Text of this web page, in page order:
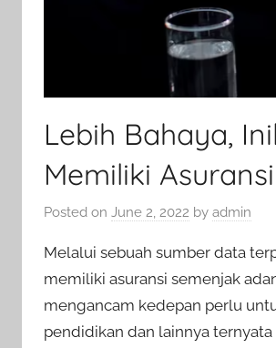
Lebih Bahaya,
Memiliki
Posted on June 2, 2022 by admin
Melalui sebuah sumber data
memiliki asuransi semenjak
mengancam kedepan perlu
pendidikan dan lainnya